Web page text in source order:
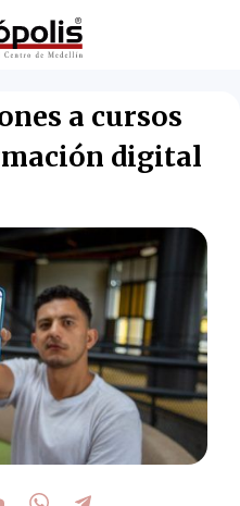
a cursos
digital